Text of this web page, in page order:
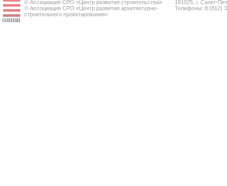
© Ассоциация СРО «Центр развития строительства»
© Ассоциация СРО «Центр развития архитектурно-
строительного проектирования»
191025, г. Санкт-
Телефоны: 8 (812)